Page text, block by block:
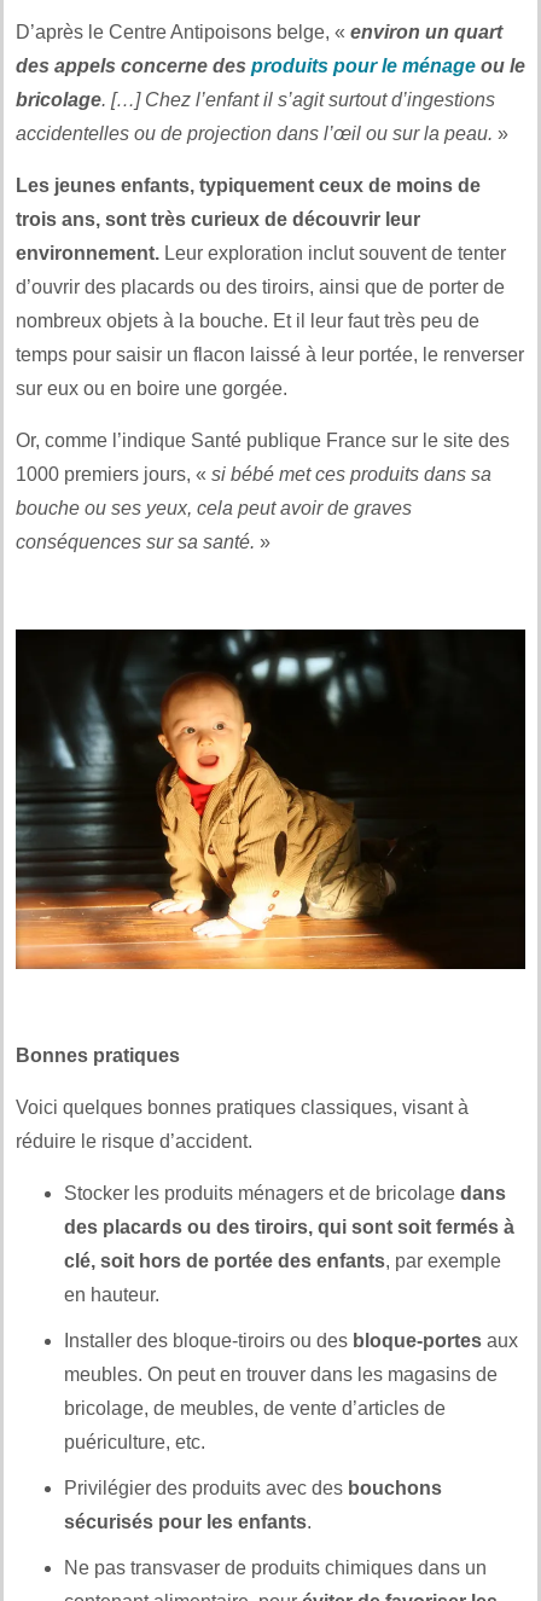
D’après le Centre Antipoisons belge, « environ un quart
des appels concerne des produits pour le ménage ou le
bricolage. […] Chez l’enfant il s’agit surtout d’ingestions
accidentelles ou de projection dans l’œil ou sur la peau. »
Les jeunes enfants, typiquement ceux de moins de
trois ans, sont très curieux de découvrir leur
environnement. Leur exploration inclut souvent de tenter
d’ouvrir des placards ou des tiroirs, ainsi que de porter de
nombreux objets à la bouche. Et il leur faut très peu de
temps pour saisir un flacon laissé à leur portée, le renverser
sur eux ou en boire une gorgée.
Or, comme l’indique Santé publique France sur le site des
1000 premiers jours, « si bébé met ces produits dans sa
bouche ou ses yeux, cela peut avoir de graves
conséquences sur sa santé. »
Bonnes pratiques
Voici quelques bonnes pratiques classiques, visant à
réduire le risque d’accident.
Stocker les produits ménagers et de bricolage dans
des placards ou des tiroirs, qui sont soit fermés à
clé, soit hors de portée des enfants, par exemple
en hauteur.
Installer des bloque-tiroirs ou des bloque-portes aux
meubles. On peut en trouver dans les magasins de
bricolage, de meubles, de vente d’articles de
puériculture, etc.
Privilégier des produits avec des bouchons
sécurisés pour les enfants.
Ne pas transvaser de produits chimiques dans un